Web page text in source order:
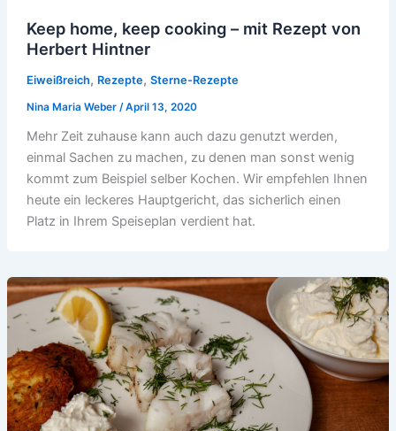
Keep home, keep cooking – mit Rezept von
Herbert Hintner
Eiweißreich, Rezepte, Sterne-Rezepte
Nina Maria Weber /April 13, 2020
Mehr Zeit zuhause kann auch dazu genutzt werden,
einmal Sachen zu machen, zu denen man sonst wenig
kommt zum Beispiel selber Kochen. Wir empfehlen Ihnen
heute ein leckeres Hauptgericht, das sicherlich einen
Platz in Ihrem Speiseplan verdient hat.